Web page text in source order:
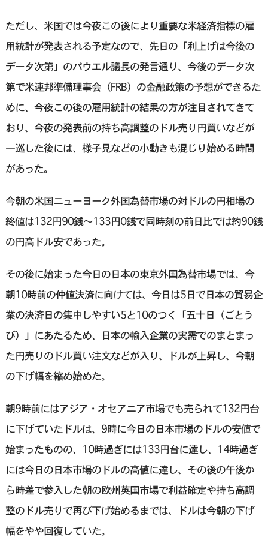
ただし、米国では今夜この後により重要な米経済指標の雇
用統計が発表される予定なので、先日の「利上げは今後の
データ次第」のパウエル議長の発言通り、今後のデータ次
第で米連邦準備理事会（FRB）の金融政策の予想ができるた
めに、今夜この後の雇用統計の結果の方が注目されてきて
おり、今夜の発表前の持ち高調整のドル売り円買いなどが
一巡した後には、様子見などの小動きも混じり始める時間
があった。
今朝の米国ニューヨーク外国為替市場の対ドルの円相場の
終値は132円90銭～133円0銭で同時刻の前日比では約90銭
の円高ドル安であった。
その後に始まった今日の日本の東京外国為替市場では、今
朝10時前の仲値決済に向けては、今日は5日で日本の貿易企
業の決済日の集中しやすい5と10のつく「五十日（ごとう
び）」にあたるため、日本の輸入企業の実需でのまとまっ
た円売りのドル買い注文などが入り、ドルが上昇し、今朝
の下げ幅を縮め始めた。
朝9時前にはアジア・オセアニア市場でも売られて132円台
に下げていたドルは、9時に今日の日本市場のドルの安値で
始まったものの、10時過ぎには133円台に達し、14時過ぎ
には今日の日本市場のドルの高値に達し、その後の午後か
ら時差で参入した朝の欧州英国市場で利益確定や持ち高調
整のドル売りで再び下げ始めるまでは、ドルは今朝の下げ
幅をやや回復していた。